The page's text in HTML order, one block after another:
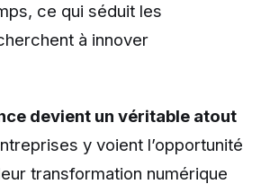
ce qui séduit les
à innover
devient un véritable atout
y voient l’opportunité
transformation numérique